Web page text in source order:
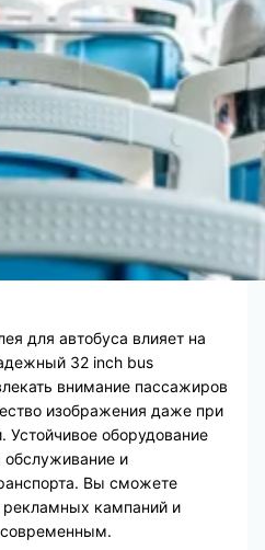
для автобуса влияет на
32 inch bus
внимание пассажиров
изображения даже при
Устойчивое оборудование
обслуживание и
Вы сможете
рекламных кампаний и
современным.